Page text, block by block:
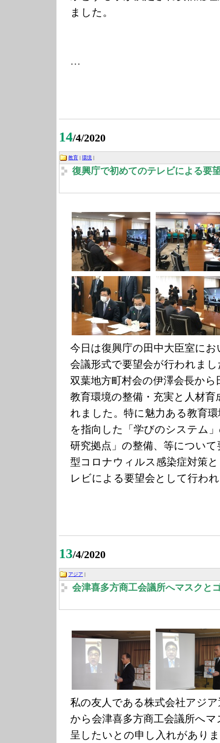
ました。
…
14/4/2020
教育 | 環境 |
復興庁で初めてのテレビによる要
今日は復興庁の田中大臣室に
会議形式で要望会が行われまし
双葉地方町村会の伊澤会長か
教育環境の整備・充実と人材
れました。特に魅力ある教育
を指向した「学びのシステム
研究拠点」の整備、等につい
型コロナウィルス感染症対策
レビによる要望会として行わ
13/4/2020
アジア |
会津喜多方商工会議所へマスクと
私の友人である株式会社アジ
から会津喜多方商工会議所へ
呈したいとの申し入れがあり